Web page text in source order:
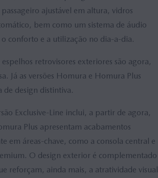
ajustável em altura, vidros
bem como um sistema de áudio
conforto e a utilização no dia-a-dia.
retrovisores exteriores são agora,
Já as versões Homura e Homura Plus
de design distintiva.
Exclusive-Line inclui, a partir de agora,
Plus apresentam acabamentos
em áreas-chave, como a consola central e
O design exterior é complementado
reforçam, ainda mais, a atratividade visual